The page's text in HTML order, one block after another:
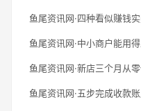
鱼尾资讯网·四种看似赚钱
鱼尾资讯网·中小商户能用
鱼尾资讯网·新店三个月从
鱼尾资讯网·五步完成收款